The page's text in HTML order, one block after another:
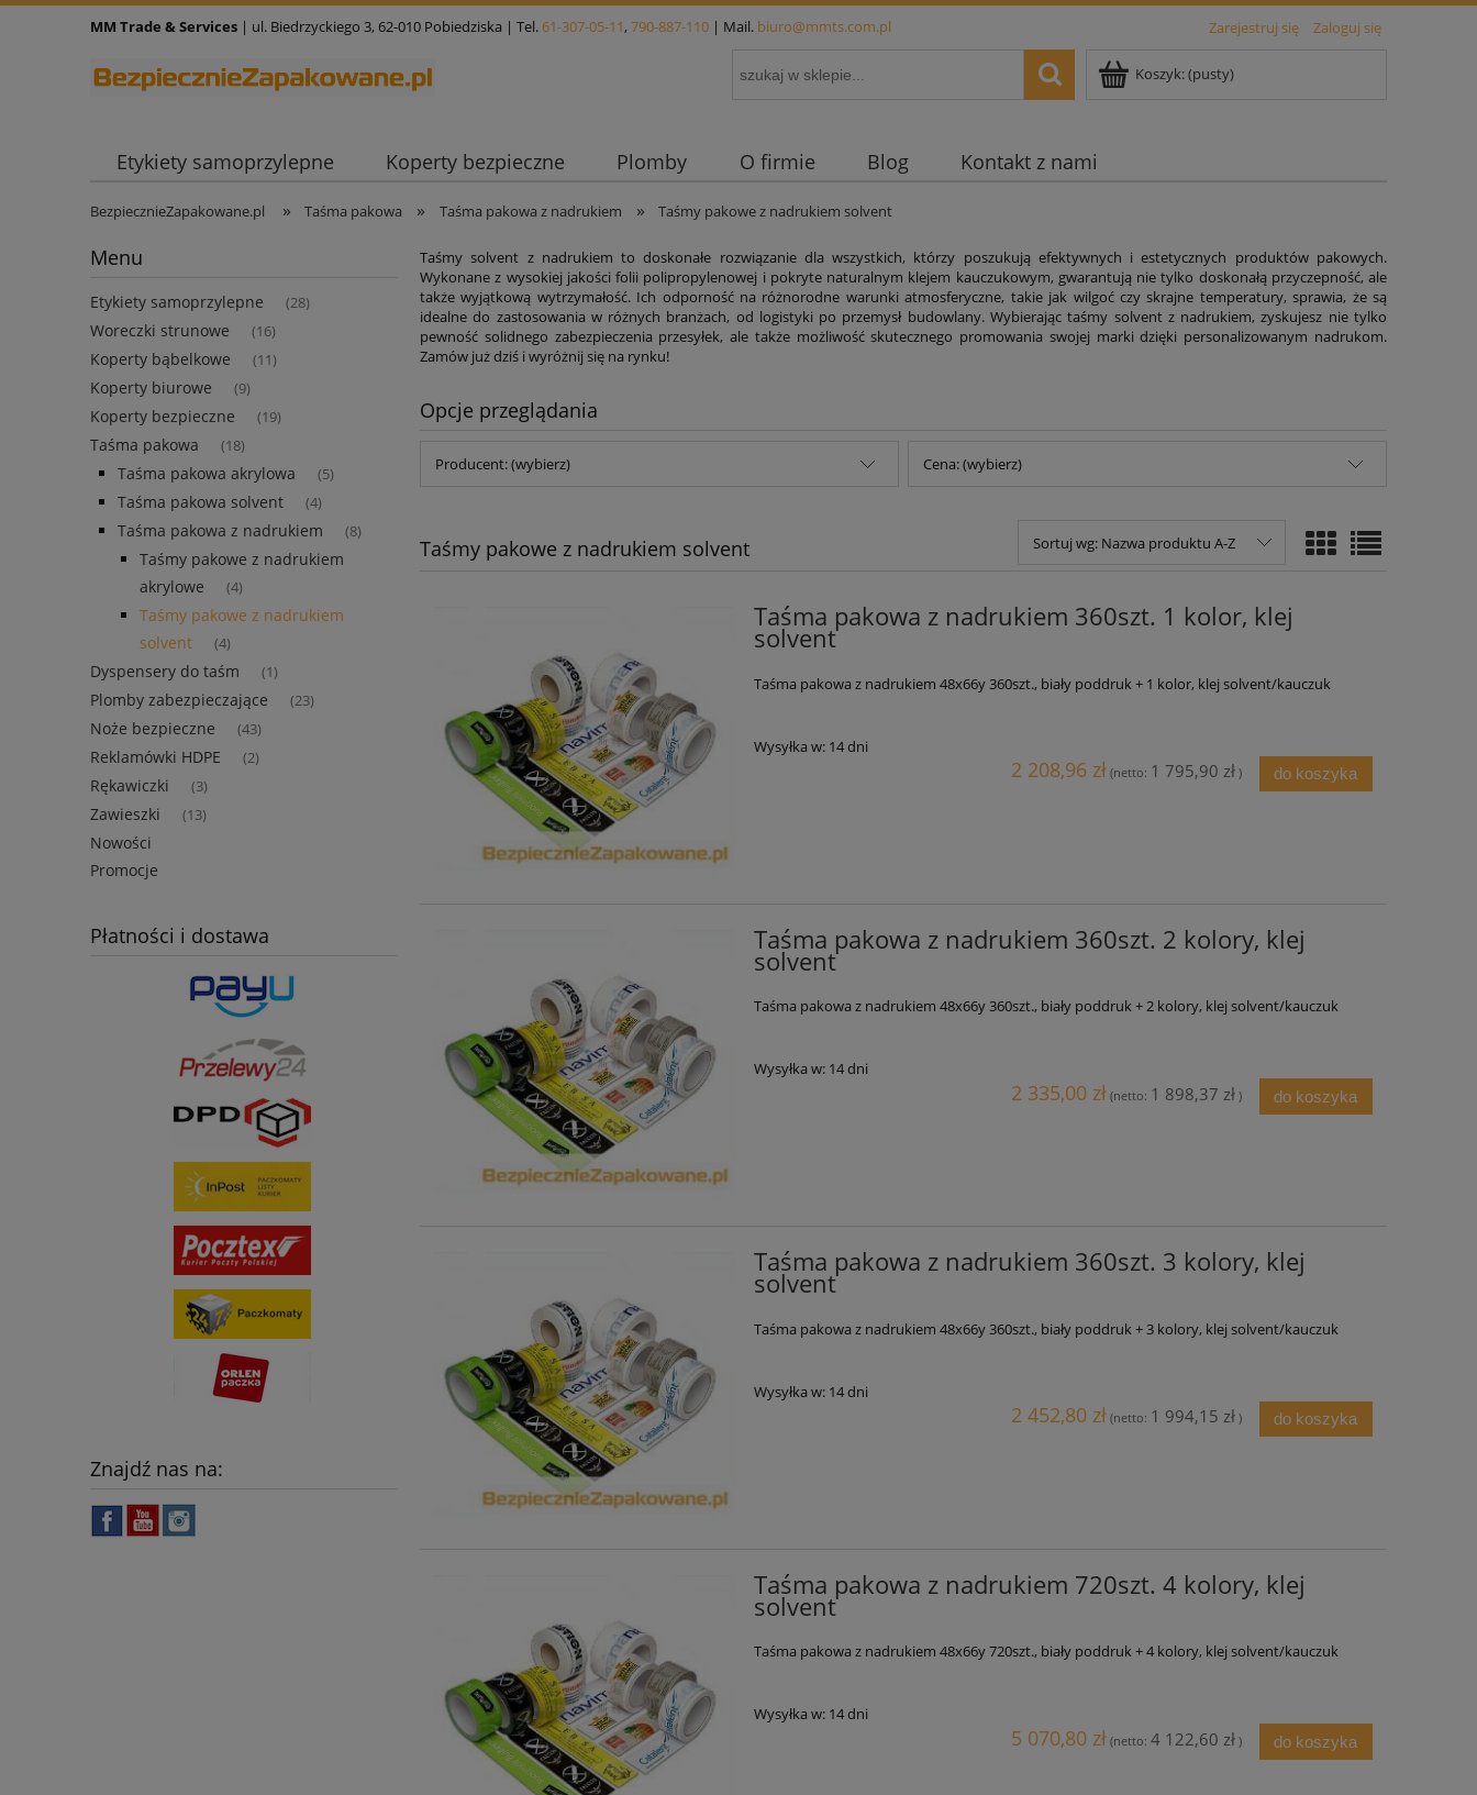
Zarejestruj się Zaloguj się
MM Trade & Services | ul. Biedrzyckiego 3, 62-010 Pobiedziska | Tel. 61-307-05-11, 790-887-110 | Mail. biuro@mmts.com.pl
Koszyk:(pusty)
Etykiety samoprzylepne Koperty bezpieczne Plomby O firmie Blog Kontakt z nami
BezpiecznieZapakowane.pl » Taśma pakowa » Taśma pakowa z nadrukiem » Taśmy pakowe z nadrukiem solvent
Menu
Etykiety samoprzylepne (28)
Woreczki strunowe (16)
Koperty bąbelkowe (11)
Koperty biurowe (9)
Koperty bezpieczne (19)
Taśma pakowa (18)
Taśma pakowa akrylowa (5)
Taśma pakowa solvent (4)
Taśma pakowa z nadrukiem (8)
Taśmy pakowe z nadrukiem
akrylowe
(4)
Taśmy pakowe z nadrukiem
solvent
(4)
Dyspensery do taśm (1)
Plomby zabezpieczające (23)
Noże bezpieczne (43)
Reklamówki HDPE (2)
Rękawiczki (3)
Zawieszki (13)
Nowości
Promocje
Płatności i dostawa
Znajdź nas na:
Taśmy solvent z nadrukiem to doskonałe rozwiązanie dla wszystkich, którzy poszukują efektywnych i estetycznych produktów pakowych.
Wykonane z wysokiej jakości folii polipropylenowej i pokryte naturalnym klejem kauczukowym, gwarantują nie tylko doskonałą przyczepność, ale
także wyjątkową wytrzymałość. Ich odporność na różnorodne warunki atmosferyczne, takie jak wilgoć czy skrajne temperatury, sprawia, że są
idealne do zastosowania w różnych branżach, od logistyki po przemysł budowlany. Wybierając taśmy solvent z nadrukiem, zyskujesz nie tylko
pewność solidnego zabezpieczenia przesyłek, ale także możliwość skutecznego promowania swojej marki dzięki personalizowanym nadrukom.
Zamów już dziś i wyróżnij się na rynku!
Opcje przeglądania
Producent: (wybierz) Cena: (wybierz)
Taśmy pakowe z nadrukiem solvent Sortuj wg: Nazwa produktu A-Z
Taśma pakowa z nadrukiem 360szt. 1 kolor, klej
solvent
Taśma pakowa z nadrukiem 48x66y 360szt., biały poddruk + 1 kolor, klej solvent/kauczuk
Wysyłka w: 14 dni
2 208,96 zł (netto: 1 795,90 zł) do koszyka
Taśma pakowa z nadrukiem 360szt. 2 kolory, klej
solvent
Taśma pakowa z nadrukiem 48x66y 360szt., biały poddruk + 2 kolory, klej solvent/kauczuk
Wysyłka w: 14 dni
2 335,00 zł (netto: 1 898,37 zł) do koszyka
Taśma pakowa z nadrukiem 360szt. 3 kolory, klej
solvent
Taśma pakowa z nadrukiem 48x66y 360szt., biały poddruk + 3 kolory, klej solvent/kauczuk
Wysyłka w: 14 dni
2 452,80 zł (netto: 1 994,15 zł) do koszyka
Taśma pakowa z nadrukiem 720szt. 4 kolory, klej
solvent
Taśma pakowa z nadrukiem 48x66y 720szt., biały poddruk + 4 kolory, klej solvent/kauczuk
Wysyłka w: 14 dni
5 070,80 zł (netto: 4 122,60 zł) do koszyka